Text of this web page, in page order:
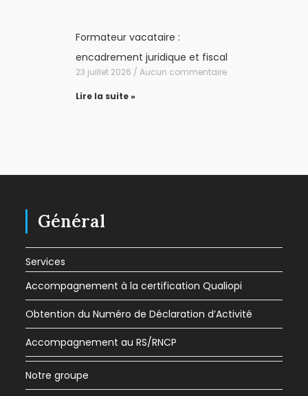
Formateur vacataire :
encadrement juridique et fiscal
23 juillet 2026 Aucun commentaire
Lire la suite »
Général
Services
Accompagnement à la certification Qualiopi
Obtention du Numéro de Déclaration d’Activité
Accompagnement au RS/RNCP
Notre groupe